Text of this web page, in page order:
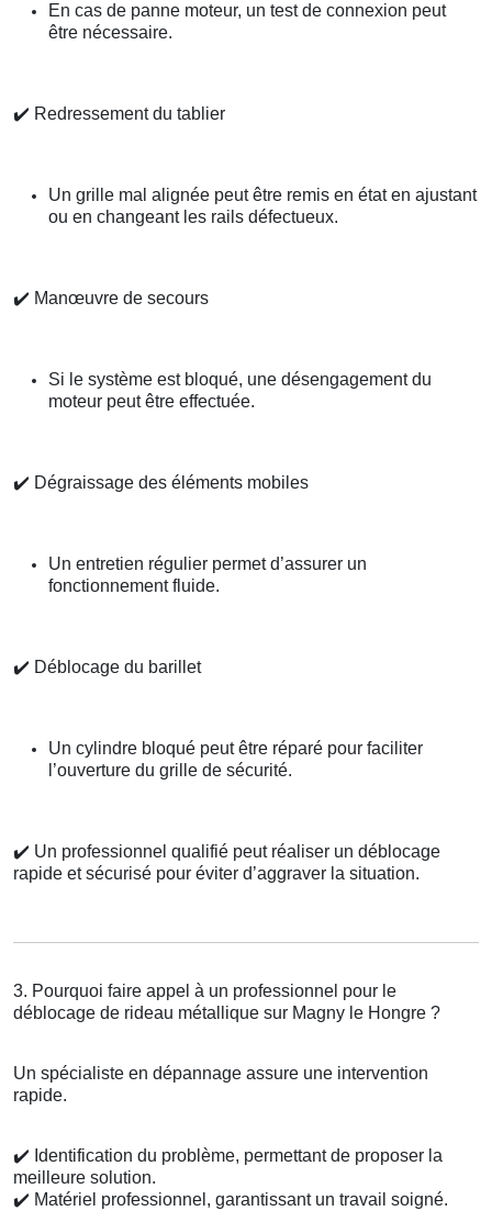
En cas de panne moteur, un test de connexion peut
être nécessaire.
✔️ Redressement du tablier
Un grille mal alignée peut être remis en état en ajustant
ou en changeant les rails défectueux.
✔️ Manœuvre de secours
Si le système est bloqué, une désengagement du
moteur peut être effectuée.
✔️ Dégraissage des éléments mobiles
Un entretien régulier permet d’assurer un
fonctionnement fluide.
✔️ Déblocage du barillet
Un cylindre bloqué peut être réparé pour faciliter
l’ouverture du grille de sécurité.
✔️ Un professionnel qualifié peut réaliser un déblocage
rapide et sécurisé pour éviter d’aggraver la situation.
3. Pourquoi faire appel à un professionnel pour le
déblocage de rideau métallique sur Magny le Hongre ?
Un spécialiste en dépannage assure une intervention
rapide.
✔️ Identification du problème, permettant de proposer la
meilleure solution.
✔️ Matériel professionnel, garantissant un travail soigné.